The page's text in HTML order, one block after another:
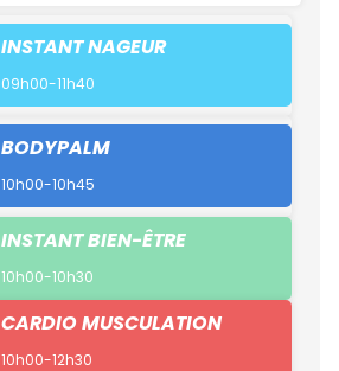
INSTANT NAGEUR
09h00-11h40
BODYPALM
10h00-10h45
INSTANT BIEN-ÊTRE
10h00-10h30
CARDIO MUSCULATION
10h00-12h30